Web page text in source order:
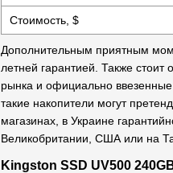
Стоимость, $
Дополнительным приятным
летней гарантией. Также стоит
рынка и официально
такие накопители могут
магазинах, в Украине
Великобритании, США или на
Kingston SSD UV500